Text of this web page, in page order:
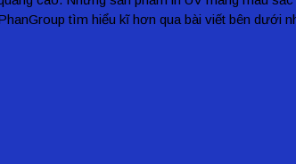
tìm hiểu kĩ hơn qua bài viết bên dưới